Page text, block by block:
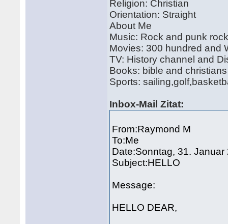
Religion: Christian
Orientation: Straight
About Me
Music: Rock and punk
Movies: 300 hundred and
TV: History channel and
Books: bible and
Sports:
Inbox-Mail Zitat:
From:Raymond M
To:Me
Date:Sonntag, 31.
Subject:HELLO
Message:
HELLO DEAR,